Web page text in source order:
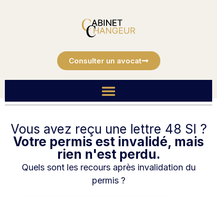
Consulter un avocat
Vous avez reçu une lettre 48 SI ?
Votre permis est invalidé, mais
rien n'est perdu.
Quels sont les recours après invalidation du
permis ?